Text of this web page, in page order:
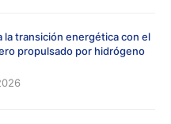
la transición energética con el
propulsado por hidrógeno